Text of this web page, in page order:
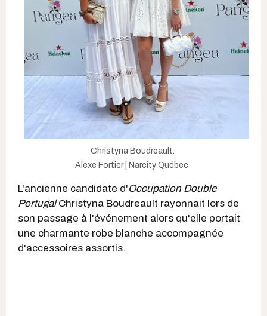
Christyna Boudreault.
Alexe Fortier | Narcity Québec
L'ancienne candidate d'Occupation Double
PortugalChristyna Boudreault rayonnait lors de
son passage à l'événement alors qu'elle portait
une charmante robe blanche accompagnée
d'accessoires assortis.